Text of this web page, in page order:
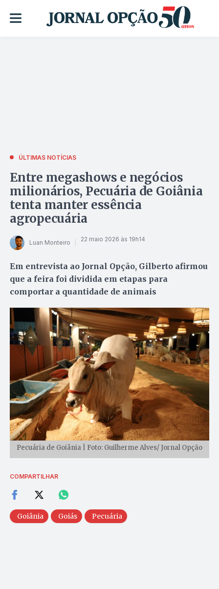
ÚLTIMAS NOTÍCIAS
Entre megashows e negócios
milionários, Pecuária de Goiânia
tenta manter essência
agropecuária
Luan Monteiro 22 maio 2026 às 19h14
Em entrevista ao Jornal Opção, Gilberto afirmou
que a feira foi dividida em etapas para
comportar a quantidade de animais
Pecuária de Goiânia | Foto: Guilherme Alves/ Jornal Opção
COMPARTILHAR
Goiânia Goiás Pecuária